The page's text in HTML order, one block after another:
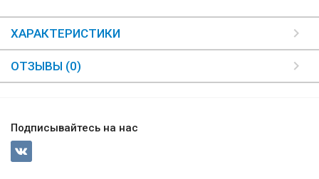
ХАРАКТЕРИСТИКИ
ОТЗЫВЫ (0)
Подписывайтесь на нас